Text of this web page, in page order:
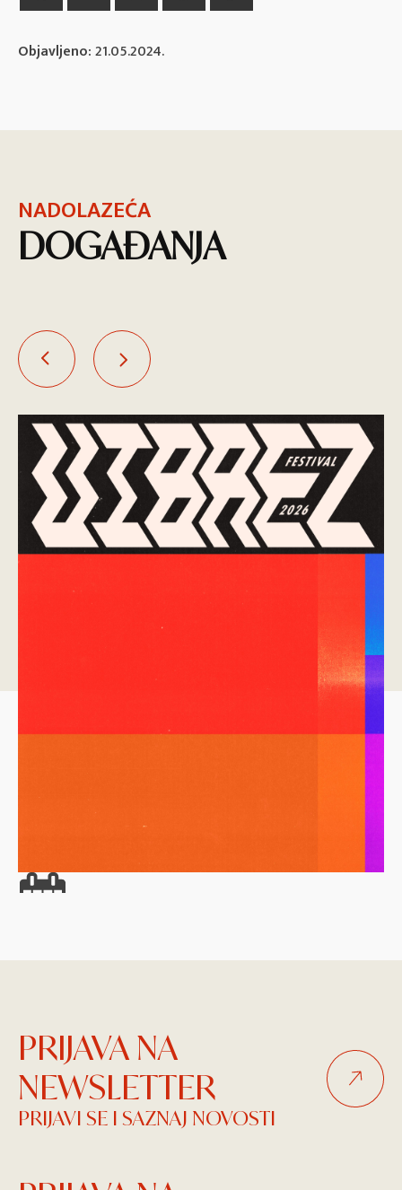
Objavljeno:21.05.2024.
NADOLAZEĆA
DOGAĐANJA
PRIJAVA NA
NEWSLETTER
PRIJAVI SE I SAZNAJ NOVOSTI